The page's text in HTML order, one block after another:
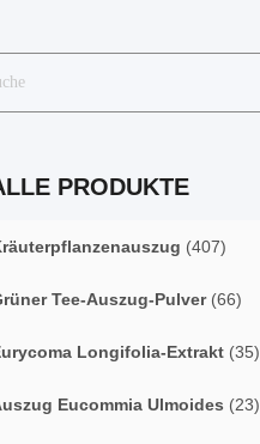
PRODUKTE
(407)
Tee-Auszug-Pulver(66)
Longifolia-Extrakt (35)
Eucommia Ulmoides (23)